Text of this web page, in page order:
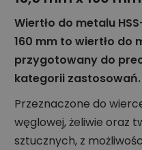
Wiertło do metalu
160 mm to wiertło do
przygotowany do
kategorii zastosowań.
Przeznaczone do
węglowej, żeliwie oraz
sztucznych, z